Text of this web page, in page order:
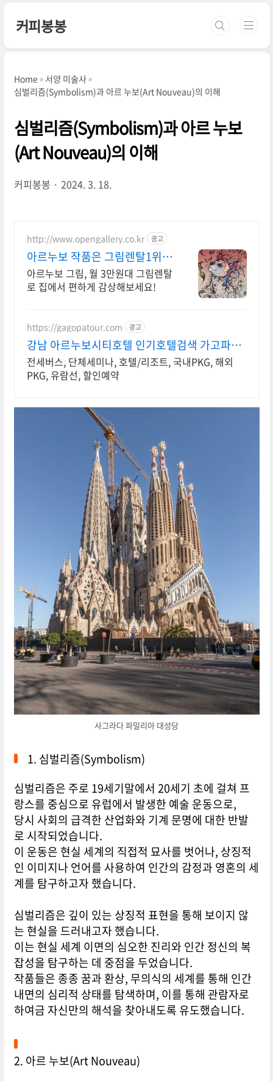
커피봉봉
Home
서양 미술사
심벌리즘(Symbolism)과 아르 누보(Art Nouveau)의 이해
심벌리즘(Symbolism)과 아르 누보
(Art Nouveau)의 이해
커피봉봉 2024. 3. 18.
http://www.opengallery.co.kr 광고
아르누보 작품은 그림렌탈1위
오픈갤러리에서!
아르누보 그림, 월 3만원대 그림렌탈
로 집에서 편하게 감상해보세요!
https://gagopatour.com 광고
강남 아르누보시티호텔 인기호텔검색 가고파여
행
전세버스, 단체세미나, 호텔/리조트, 국내PKG, 해외
PKG, 유람선, 할인예약
사그라다 파밀리아 대성당
1. 심벌리즘(Symbolism)
심벌리즘은 주로 19세기말에서 20세기 초에 걸쳐 프
랑스를 중심으로 유럽에서 발생한 예술 운동으로,
당시 사회의 급격한 산업화와 기계 문명에 대한 반발
로 시작되었습니다.
이 운동은 현실 세계의 직접적 묘사를 벗어나, 상징적
인 이미지나 언어를 사용하여 인간의 감정과 영혼의 세
계를 탐구하고자 했습니다.
심벌리즘은 깊이 있는 상징적 표현을 통해 보이지 않
는 현실을 드러내고자 했습니다.
이는 현실 세계 이면의 심오한 진리와 인간 정신의 복
잡성을 탐구하는 데 중점을 두었습니다.
작품들은 종종 꿈과 환상, 무의식의 세계를 통해 인간
내면의 심리적 상태를 탐색하며, 이를 통해 관람자로
하여금 자신만의 해석을 찾아내도록 유도했습니다.
2. 아르 누보(Art Nouveau)